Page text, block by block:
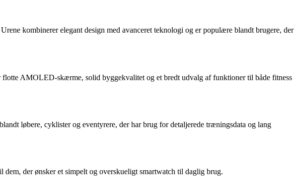
kombinerer elegant design med avanceret teknologi og er populære blandt brugere, der
AMOLED-skærme, solid byggekvalitet og et bredt udvalg af funktioner til både fitness
løbere, cyklister og eventyrere, der har brug for detaljerede træningsdata og lang
der ønsker et simpelt og overskueligt smartwatch til daglig brug.